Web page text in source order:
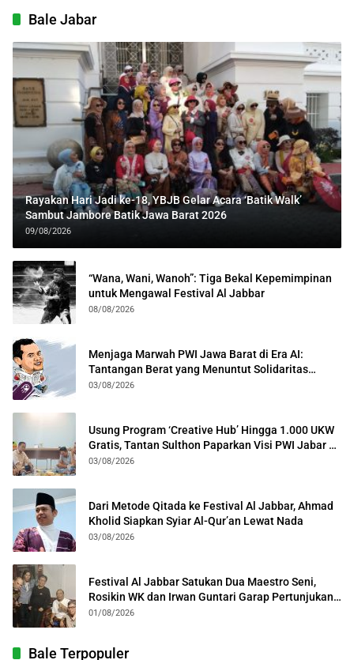
Bale Jabar
Rayakan Hari Jadi ke-18, YBJB Gelar Acara ‘Batik Walk’
Sambut Jambore Batik Jawa Barat 2026
09/08/2026
“Wana, Wani, Wanoh”: Tiga Bekal Kepemimpinan
untuk Mengawal Festival Al Jabbar
08/08/2026
Menjaga Marwah PWI Jawa Barat di Era AI:
Tantangan Berat yang Menuntut Solidaritas
Lintas Generasi
03/08/2026
Usung Program ‘Creative Hub’ Hingga 1.000 UKW
Gratis, Tantan Sulthon Paparkan Visi PWI Jabar di
Kota Bogor
03/08/2026
Dari Metode Qitada ke Festival Al Jabbar, Ahmad
Kholid Siapkan Syiar Al-Qur’an Lewat Nada
03/08/2026
Festival Al Jabbar Satukan Dua Maestro Seni,
Rosikin WK dan Irwan Guntari Garap Pertunjukan
Kolosal
01/08/2026
Bale Terpopuler